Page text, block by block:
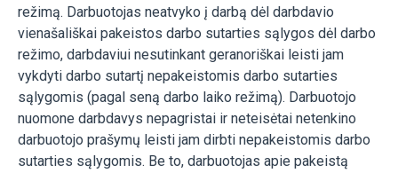
režimą. Darbuotojas neatvyko į darbą dėl darbdavio
vienašališkai pakeistos darbo sutarties sąlygos dėl darbo
režimo, darbdaviui nesutinkant geranoriškai leisti jam
vykdyti darbo sutartį nepakeistomis darbo sutarties
sąlygomis (pagal seną darbo laiko režimą). Darbuotojo
nuomone darbdavys nepagristai ir neteisėtai netenkino
darbuotojo prašymų leisti jam dirbti nepakeistomis darbo
sutarties sąlygomis. Be to, darbuotojas apie pakeistą